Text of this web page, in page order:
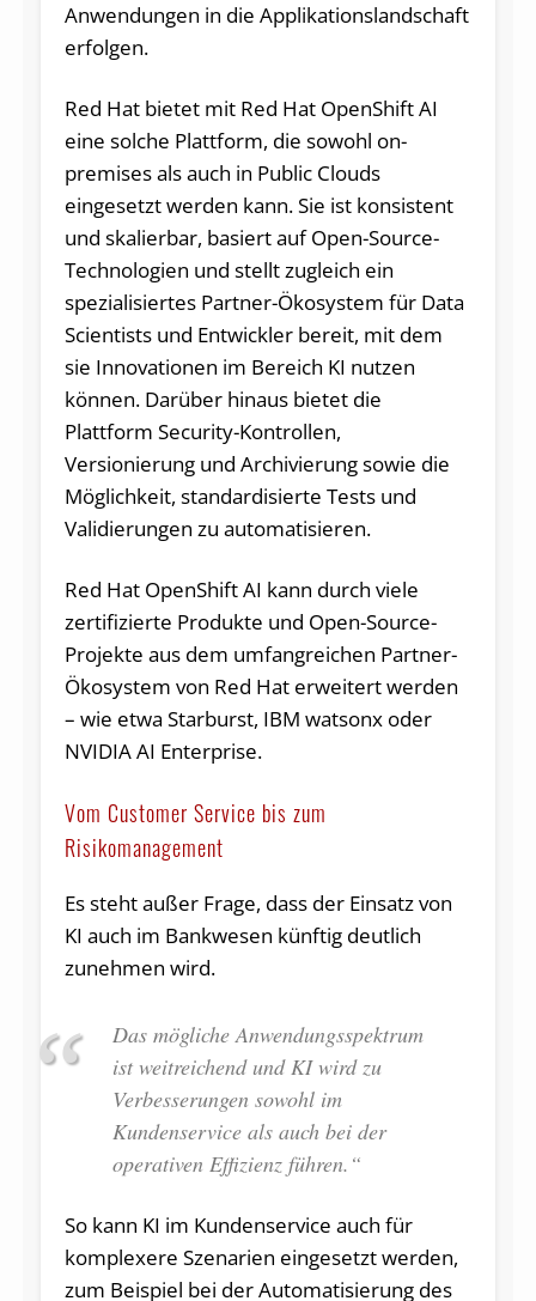
Anwendungen in die Applikationslandschaft
erfolgen.
Red Hat bietet mit Red Hat OpenShift AI
eine solche Plattform, die sowohl on-
premises als auch in Public Clouds
eingesetzt werden kann. Sie ist konsistent
und skalierbar, basiert auf Open-Source-
Technologien und stellt zugleich ein
spezialisiertes Partner-Ökosystem für Data
Scientists und Entwickler bereit, mit dem
sie Innovationen im Bereich KI nutzen
können. Darüber hinaus bietet die
Plattform Security-Kontrollen,
Versionierung und Archivierung sowie die
Möglichkeit, standardisierte Tests und
Validierungen zu automatisieren.
Red Hat OpenShift AI kann durch viele
zertifizierte Produkte und Open-Source-
Projekte aus dem umfangreichen Partner-
Ökosystem von Red Hat erweitert werden
– wie etwa Starburst, IBM watsonx oder
NVIDIA AI Enterprise.
Vom Customer Service bis zum
Risikomanagement
Es steht außer Frage, dass der Einsatz von
KI auch im Bankwesen künftig deutlich
zunehmen wird.
Das mögliche Anwendungsspektrum
ist weitreichend und KI wird zu
Verbesserungen sowohl im
Kundenservice als auch bei der
operativen Effizienz führen.“
So kann KI im Kundenservice auch für
komplexere Szenarien eingesetzt werden,
zum Beispiel bei der Automatisierung des